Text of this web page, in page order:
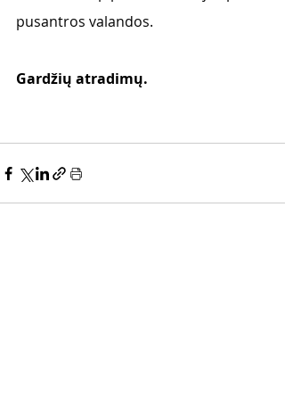
pusantros valandos.
Gardžių atradimų.